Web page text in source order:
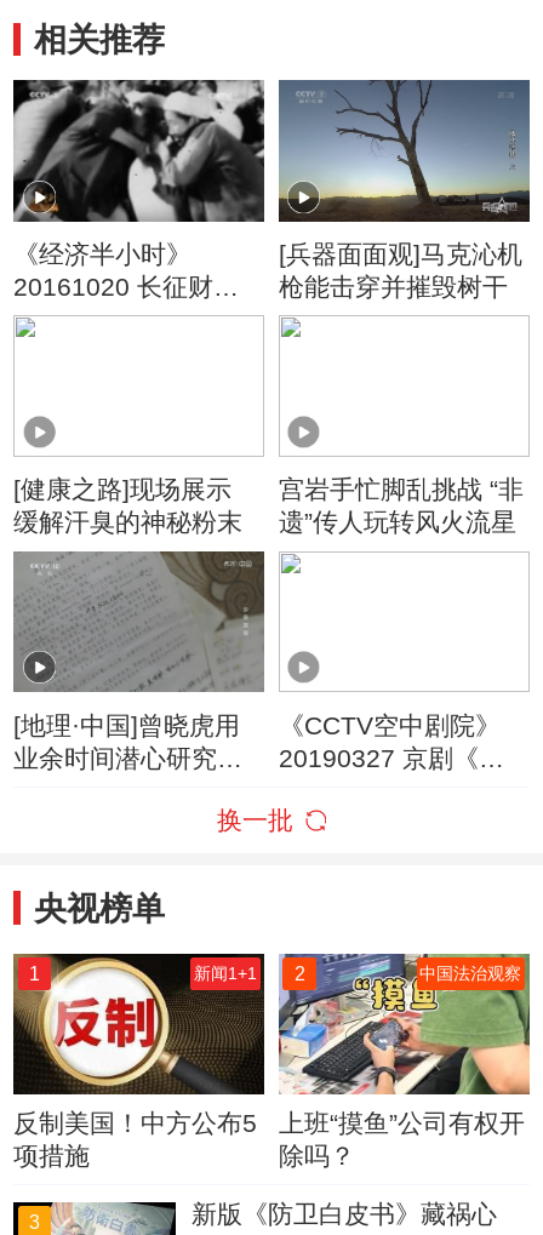
相关推荐
《经济半小时》
20161020 长征财经
密码：长征前的苏维
[兵器面面观]马克沁机
枪能击穿并摧毁树干
[健康之路]现场展示
缓解汗臭的神秘粉末
宫岩手忙脚乱挑战 “非
遗”传人玩转风火流星
[地理·中国]曾晓虎用
业余时间潜心研究临
《CCTV空中剧院》
20190327 京剧《三
换一批
央视榜单
1 新闻1+1
反制美国！中方公布5
项措施
2 中国法治观察
上班“摸鱼”公司有权开
除吗？
3 新版《防卫白皮书》藏祸心